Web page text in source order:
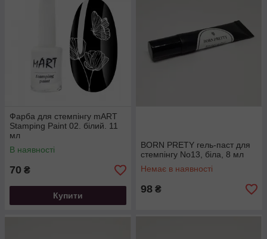
Фарба для стемпінгу mART
Stamping Paint 02. білий. 11
мл
В наявності
70 ₴
Купити
BORN PRETY гель-паст для
стемпінгу No13, біла, 8 мл
Немає в наявності
98 ₴